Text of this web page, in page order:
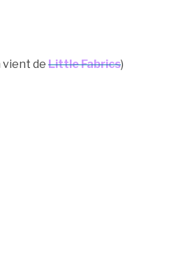
vient de Little Fabrics)